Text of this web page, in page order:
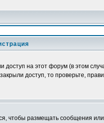
на этот форум (в этом
доступ, то проверьте,
чтобы размещать сообщения